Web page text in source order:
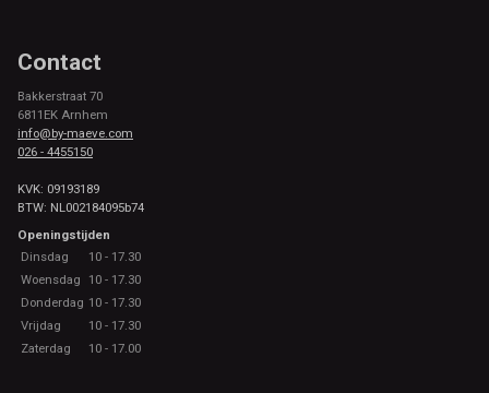
Contact
Bakkerstraat 70
6811EK Arnhem
info@by-maeve.com
026 - 4455150
KVK: 09193189
BTW: NL002184095b74
Openingstijden
Dinsdag
10 - 17.30
Woensdag
10 - 17.30
Donderdag 10 - 17.30
Vrijdag
10 - 17.30
Zaterdag
10 - 17.00